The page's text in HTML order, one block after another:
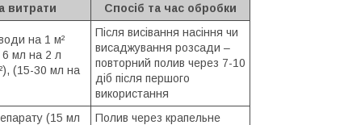
витрати Спосіб та час обробки
на 1 м²
мл на 2 л
(15-30 мл на
Після висівання насіння чи
висаджування розсади –
повторний полив через 7-10
діб після першого
використання
(15 мл
Полив через крапельне